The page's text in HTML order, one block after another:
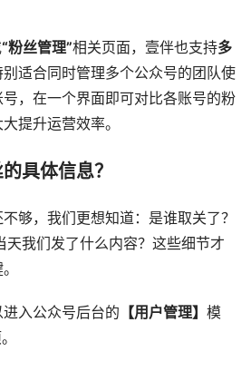
“粉丝管理”相关页面，壹伴也支持多
别适合同时管理多个公众号的团队使
，在一个界面即可对比各账号的粉
提升运营效率。
具体信息？
够，我们更想知道：是谁取关了？
天我们发了什么内容？这些细节才
进入公众号后台的 【用户管理】 模